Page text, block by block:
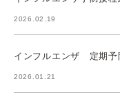
2026.02.19
インフルエンザ 定期予
2026.01.21